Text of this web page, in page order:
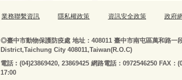
業務聯繫資訊 隱私權政策 資訊安全政策 政府
◎臺中市動物保護防疫處 地址：408011 臺中市南屯區萬和路一
District,Taichung City 408011,Taiwan(R.O.C)
電話 ︰ (04)23869420, 23869425 網路電話：0972546250 FAX
17:00